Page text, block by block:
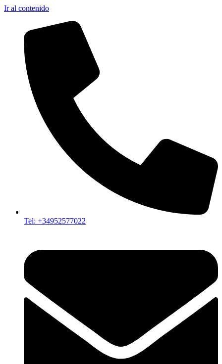
Ir al contenido
Tel: +34952577022